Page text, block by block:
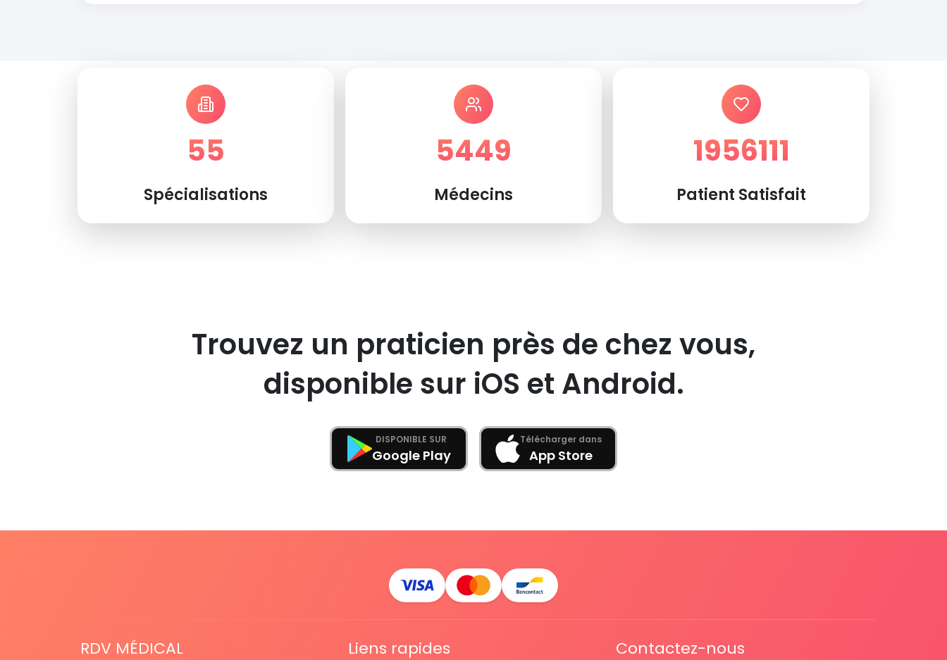
55
Spécialisations
5449
Médecins
1956111
Patient Satisfait
Trouvez un praticien près de chez vous,
disponible sur iOS et Android.
DISPONIBLE SUR
Google Play
Télécharger dans
App Store
RDV MÉDICAL Liens rapides Contactez-nous